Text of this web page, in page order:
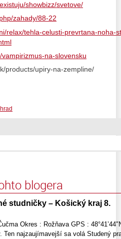
showbizz/svetove/
zahady/88-22
relax/tehla-celusti-prevrtana-noha-
na-slovensku
products/upiry-na-zempline/
blogera
studničky – Košický kraj 8.
Okres : Rožňava GPS :
Ten najzaujímavejší sa volá Studený